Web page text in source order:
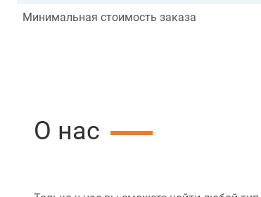
Минимальная стоимость заказа
О нас